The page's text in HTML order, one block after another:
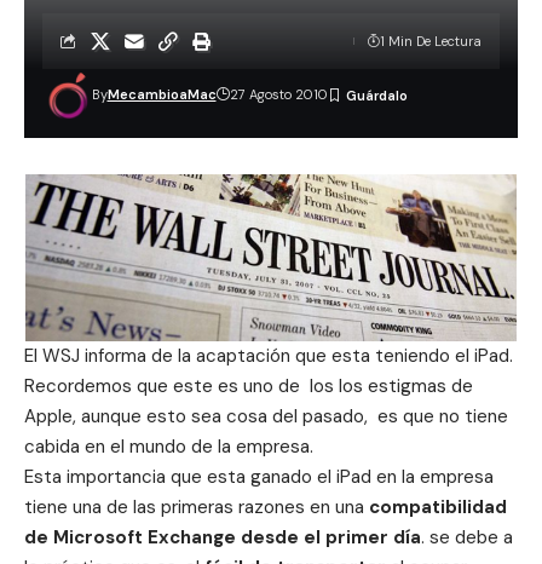
ByMecambioaMac 27 Agosto 2010
1 Min De Lectura
El WSJ informa de la acaptación que esta teniendo el iPad.
Recordemos que este es uno de los los estigmas de
Apple, aunque esto sea cosa del pasado, es que no tiene
cabida en el mundo de la empresa.
Esta importancia que esta ganado el iPad en la empresa
tiene una de las primeras razones en una compatibilidad
de Microsoft Exchange desde el primer día. se debe a